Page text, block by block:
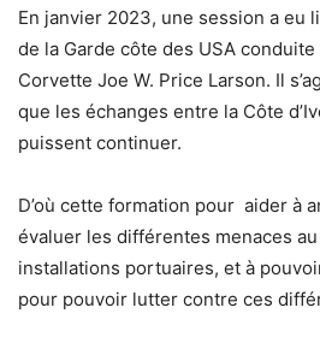
En janvier 2023, une session a eu
de la Garde côte des USA
Corvette Joe W. Price Larson. Il
que les échanges entre la Côte
puissent continuer.
D’où cette formation pour aider à
évaluer les différentes menaces
installations portuaires, et à
pour pouvoir lutter contre ces